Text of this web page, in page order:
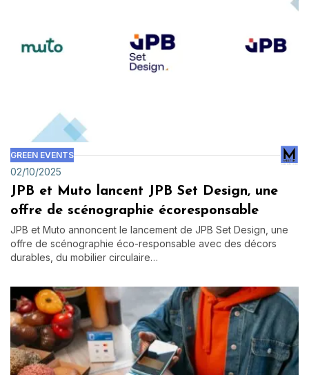
GREEN EVENTS
02/10/2025
JPB et Muto lancent JPB Set Design, une
offre de scénographie écoresponsable
JPB et Muto annoncent le lancement de JPB Set Design, une
offre de scénographie éco-responsable avec des décors
durables, du mobilier circulaire…